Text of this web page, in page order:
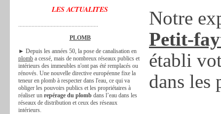
LES ACTUALITES
......................................................
PLOMB
► Depuis les années 50, la pose de canalisation en
plomb a cessé, mais de nombreux réseaux publics et
intérieurs des immeubles n'ont pas été remplacés ou
rénovés. Une nouvelle directive européenne fixe la
teneur en plomb à respecter dans l'eau, ce qui va
obliger les pouvoirs publics et les propriétaires à
réaliser un repérage du plomb dans l’eau dans les
réseaux de distribution et ceux des réseaux
intérieurs.
Notre
Petit-
établi
dans les